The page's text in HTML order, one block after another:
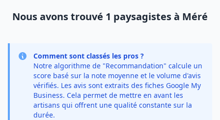
Nous avons trouvé 1 paysagistes à Méré
Comment sont classés les pros ?
Notre algorithme de "Recommandation" calcule un
score basé sur la note moyenne et le volume d'avis
vérifiés. Les avis sont extraits des fiches Google My
Business. Cela permet de mettre en avant les
artisans qui offrent une qualité constante sur la
durée.